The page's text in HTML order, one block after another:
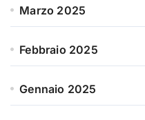
Marzo 2025
Febbraio 2025
Gennaio 2025